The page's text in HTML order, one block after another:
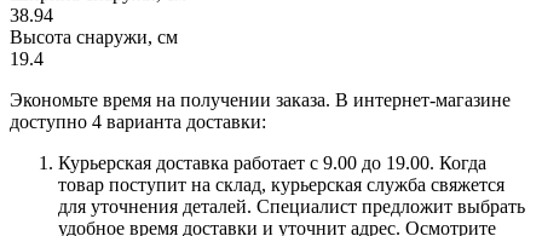
38.94
Высота снаружи, см
19.4
Экономьте время на получении заказа. В интернет-магазине
доступно 4 варианта доставки:
Курьерская доставка работает с 9.00 до 19.00. Когда
товар поступит на склад, курьерская служба свяжется
для уточнения деталей. Специалист предложит выбрать
удобное время доставки и уточнит адрес. Осмотрите